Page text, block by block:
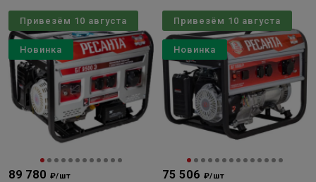
89 780 ₽/шт
Привезём 10 августа
Новинка
75 506 ₽/шт
Привезём 10 августа
Новинка